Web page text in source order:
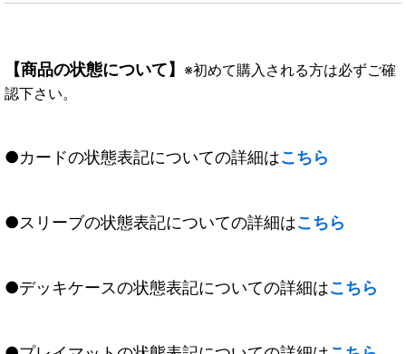
【商品の状態について】 ※初めて購入される方は必ずご確
認下さい。
●カードの状態表記についての詳細はこちら
●スリーブの状態表記についての詳細はこちら
●デッキケースの状態表記についての詳細はこちら